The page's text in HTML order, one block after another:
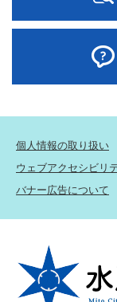
個人情報の取り扱い
ウェブアクセシビリ
バナー広告について